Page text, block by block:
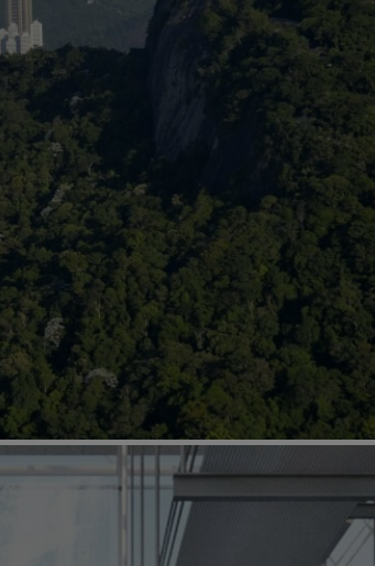
Um encontro de gerações
marcado na história
de todos os continentes, dos mais
talentos expoentes, pensadores do
universitários, construtores,
empresas de tecnologia e inovação,
e multilaterais, autoridades
a cotejar experiências relacionadas
da vida social.
enfrentada atualmente no mundo todo
entre economia, política,
Interdependência que foi,
do 27º Congresso Mundial de Arquitetos.